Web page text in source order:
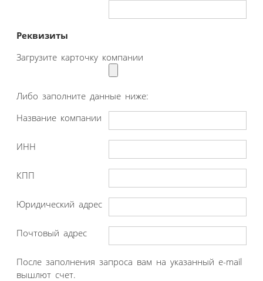
Реквизиты
Загрузите карточку компании
Либо заполните данные ниже:
Название компании
ИНН
КПП
Юридический адрес
Почтовый адрес
После заполнения запроса вам на указанный e-mail
вышлют счет.